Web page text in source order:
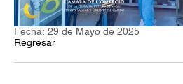
Fecha: 29 de Mayo de 2025
Regresar